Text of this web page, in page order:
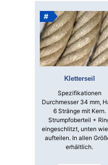
#
Kletterseil
Spezifikationen
Durchmesser 34 mm,
6 Stränge mit Kern.
Strumpfoberteil +
eingeschlitzt, unten
aufteilen. In allen
erhältlich.